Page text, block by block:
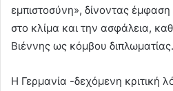
εμπιστοσύνη», δίνοντας έμφαση
στο κλίμα και την ασφάλεια,
Βιέννης ως κόμβου διπλωματίας.
Η Γερμανία -δεχόμενη κριτική